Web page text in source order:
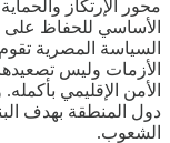
محور الإرتكاز
الأساسي للحفاظ على
السياسة المصرية تقوم
الأزمات وليس
الأمن الإقليمي
دول المنطقة بهدف
الشعوب.